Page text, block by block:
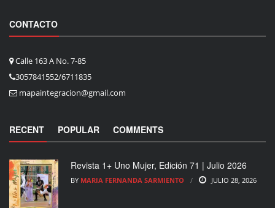
CONTACTO
Calle 163 A No. 7-85
3057841552/6711835
mapaintegracion@gmail.com
RECENT POPULAR COMMENTS
Revista 1+ Uno Mujer, Edición 71 | Julio 2026
BY MARIA FERNANDA SARMIENTO JULIO 28, 2026